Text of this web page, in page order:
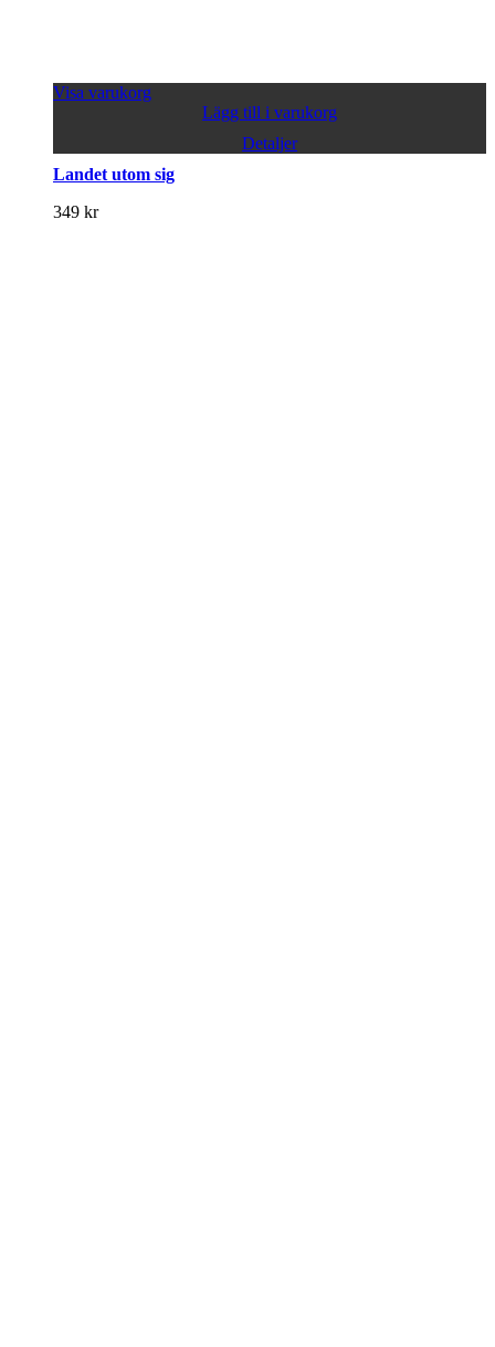
Visa varukorg
Lägg till i varukorg
Detaljer
Landet utom sig
349 kr